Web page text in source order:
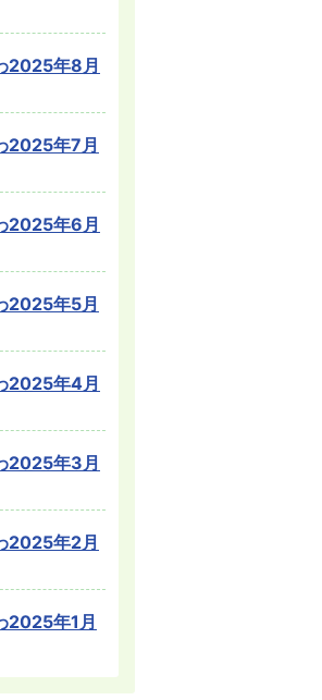
2025年8月
2025年7月
2025年6月
2025年5月
2025年4月
2025年3月
2025年2月
2025年1月